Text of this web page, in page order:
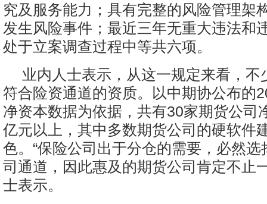
究及服务能力；具有完整的风险管理架
发生风险事件；最近三年无重大违法和
处于立案调查过程中等共六项。
业内人士表示，从这一规定来看，不
符合险资通道的资质。以中期协公布的
净资本数据为依据，共有30家期货公司
亿元以上，其中多数期货公司的硬软件
色。“保险公司出于分仓的需要，必然
司通道，因此惠及的期货公司肯定不止
士表示。